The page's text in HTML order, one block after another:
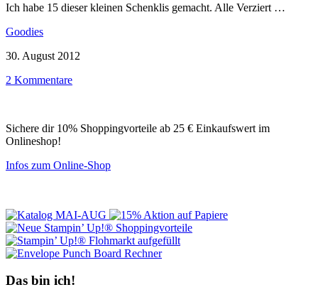
Ich habe 15 dieser kleinen Schenklis gemacht. Alle Verziert …
Goodies
30. August 2012
2 Kommentare
Sichere dir 10% Shoppingvorteile ab 25 € Einkaufswert im
Onlineshop!
Infos zum Online-Shop
Das bin ich!